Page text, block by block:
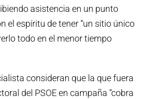
asistencia en un punto
el espíritu de tener “un sitio único
todo en el menor tiempo
consideran que la que fuera
del PSOE en campaña “cobra